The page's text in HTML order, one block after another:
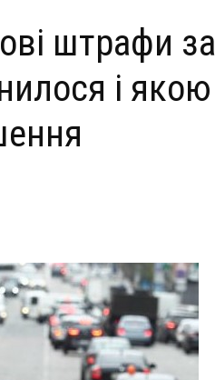
штрафи за
і якою